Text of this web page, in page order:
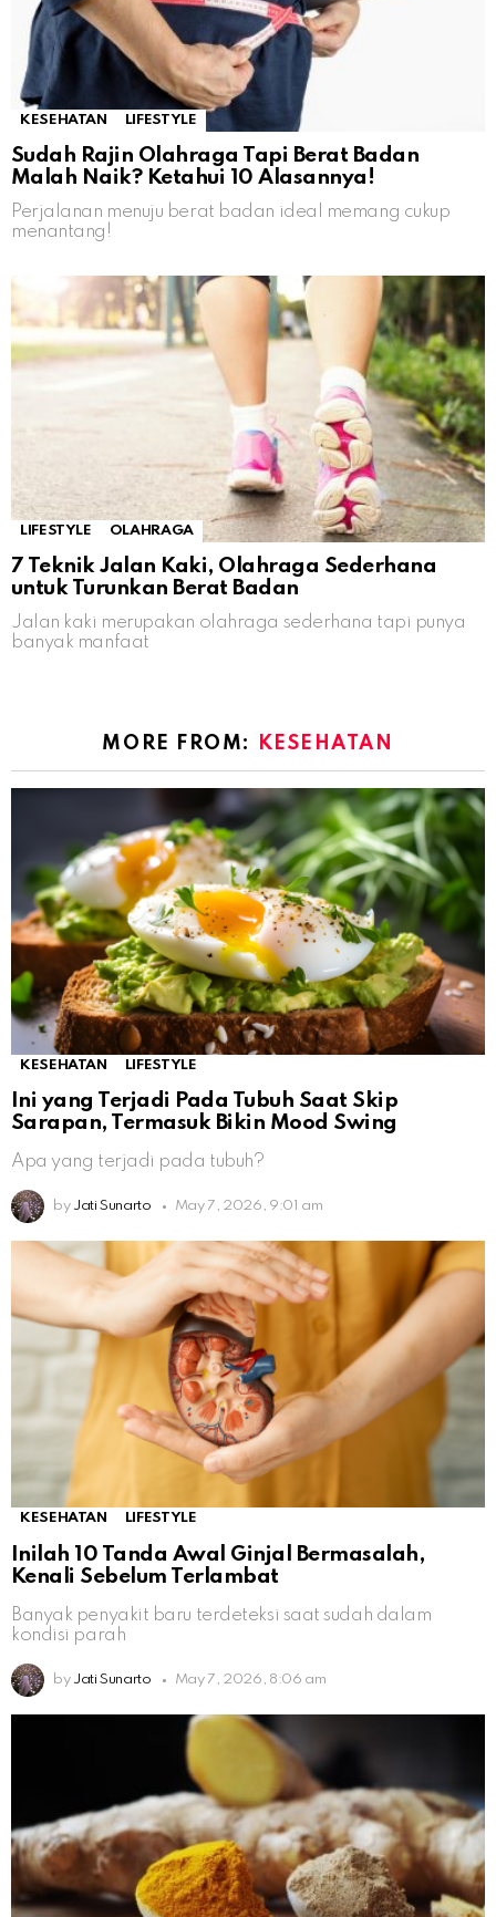
KESEHATAN LIFESTYLE
Sudah Rajin Olahraga Tapi Berat Badan
Malah Naik? Ketahui 10 Alasannya!
Perjalanan menuju berat badan ideal memang cukup
menantang!
LIFESTYLE OLAHRAGA
7 Teknik Jalan Kaki, Olahraga Sederhana
untuk Turunkan Berat Badan
Jalan kaki merupakan olahraga sederhana tapi punya
banyak manfaat
MORE FROM: KESEHATAN
KESEHATAN LIFESTYLE
Ini yang Terjadi Pada Tubuh Saat Skip
Sarapan, Termasuk Bikin Mood Swing
Apa yang terjadi pada tubuh?
by Jati Sunarto May 7, 2026, 9:01 am
KESEHATAN LIFESTYLE
Inilah 10 Tanda Awal Ginjal Bermasalah,
Kenali Sebelum Terlambat
Banyak penyakit baru terdeteksi saat sudah dalam
kondisi parah
by Jati Sunarto May 7, 2026, 8:06 am